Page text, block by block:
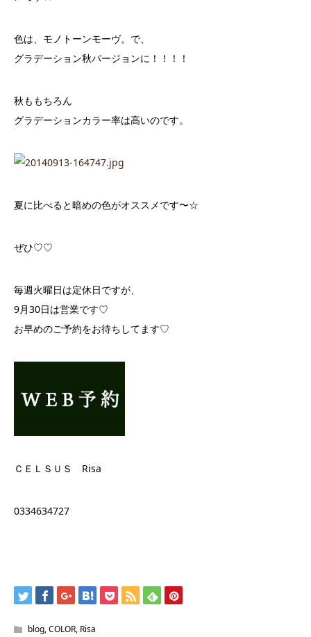
色は、モノトーンモーヴ。で、
グラデーション秋バージョンに！！！！
秋ももちろん
グラデーションカラー率は高いのです。
夏に比べると暗めの色がオススメです〜☆
ぜひ♡♡
毎週火曜日は定休日ですが、
9月30日は営業です♡
お早めのご予約をお待ちしてます♡
ＣＥＬＳＵＳ Risa
0334634727
blog,COLOR, Risa